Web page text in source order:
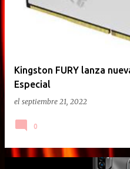
Kingston FURY lanza
Especial
el septiembre 21, 2022
0